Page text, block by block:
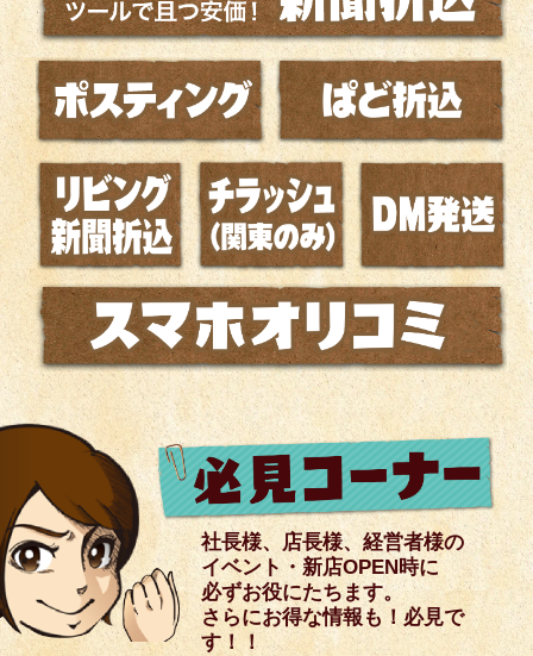
社長様、店長様、経営者様の
イベント・新店OPEN時に
必ずお役にたちます。
さらにお得な情報も！必見で
す！！